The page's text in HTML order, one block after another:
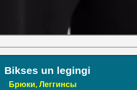
Bikses un legingi
Брюки, Леггинсы